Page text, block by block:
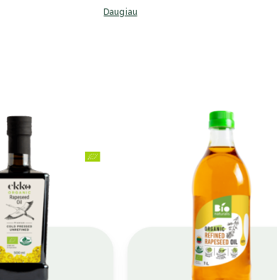
prieš tai jas išvalant, kad būtų sukurtas
todėl jis yra puikus skonio neutralus priedas ir leidžia
taip rapsų šalto spaudimo aliejaus skonis kiekvienais metais gali
profilį.
tekstūros. Jis toks universalus, kad jo pagalba iškepsite ir
salotų padažus ir kvapnius marinatus. Jis netgi gali būti
Dėl šio universalumo, pridedant jo puikias skonio savybes
daugiau žmonių nusprendžia jį naudoti. Aukštesnės kokybės
aliejus, kainuoja daugiau dėl subtilesnių perdirbimo būdų ir
temperatūroje dėl aukšto smilkimo taško, o tai reiškia,
į kurį reikia atsižvelgti, renkantis sveiką kepimo aliejų. Ką
aukštesni smilkimo tašką, rapsų – kiek žemesnį.
rinktis rapsų ar saulėgrąžų aliejų kepimui. Vienas iš
– tuo aukštesnė yra jo smilkimo temperatūra. Kadangi rapsų
Daugiau